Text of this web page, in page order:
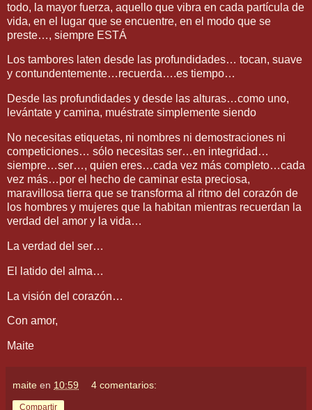
todo, la mayor fuerza, aquello que vibra en cada partícula de
vida, en el lugar que se encuentre, en el modo que se
preste…, siempre ESTÁ
Los tambores laten desde las profundidades… tocan, suave
y contundentemente…recuerda….es tiempo…
Desde las profundidades y desde las alturas…como uno,
levántate y camina, muéstrate simplemente siendo
No necesitas etiquetas, ni nombres ni demostraciones ni
competiciones… sólo necesitas ser…en integridad…
siempre…ser…, quien eres…cada vez más completo…cada
vez más…por el hecho de caminar esta preciosa,
maravillosa tierra que se transforma al ritmo del corazón de
los hombres y mujeres que la habitan mientras recuerdan la
verdad del amor y la vida…
La verdad del ser…
El latido del alma…
La visión del corazón…
Con amor,
Maite
maite en 10:59 4 comentarios:
Compartir